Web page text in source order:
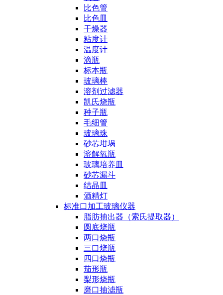
比色管
比色皿
干燥器
粘度计
温度计
滴瓶
标本瓶
玻璃棒
溶剂过滤器
凯氏烧瓶
种子瓶
毛细管
玻璃珠
砂芯坩埚
溶解氧瓶
玻璃培养皿
砂芯漏斗
结晶皿
酒精灯
标准口加工玻璃仪器
脂肪抽出器（索氏提取器）
圆底烧瓶
两口烧瓶
三口烧瓶
四口烧瓶
茄形瓶
梨形烧瓶
磨口抽滤瓶